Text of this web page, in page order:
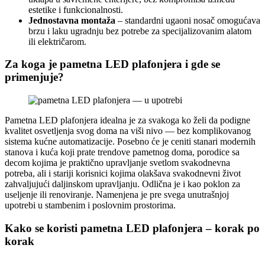
estetike i funkcionalnosti.
Jednostavna montaža – standardni ugaoni nosač omogućava
brzu i laku ugradnju bez potrebe za specijalizovanim alatom
ili električarom.
Za koga je pametna LED plafonjera i gde se
primenjuje?
Pametna LED plafonjera idealna je za svakoga ko želi da podigne
kvalitet osvetljenja svog doma na viši nivo — bez komplikovanog
sistema kućne automatizacije. Posebno će je ceniti stanari modernih
stanova i kuća koji prate trendove pametnog doma, porodice sa
decom kojima je praktično upravljanje svetlom svakodnevna
potreba, ali i stariji korisnici kojima olakšava svakodnevni život
zahvaljujući daljinskom upravljanju. Odlična je i kao poklon za
useljenje ili renoviranje. Namenjena je pre svega unutrašnjoj
upotrebi u stambenim i poslovnim prostorima.
Kako se koristi pametna LED plafonjera – korak po
korak